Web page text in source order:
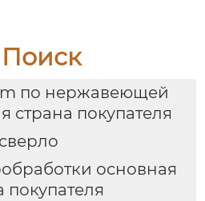
Поиск
по нержавеющей
страна покупателя
основная
покупателя